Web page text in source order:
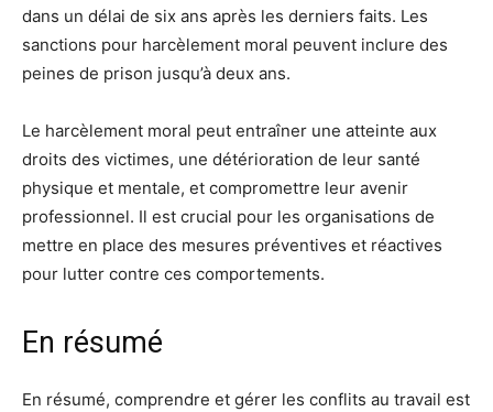
dans un délai de six ans après les derniers faits. Les
sanctions pour harcèlement moral peuvent inclure des
peines de prison jusqu’à deux ans.
Le harcèlement moral peut entraîner une atteinte aux
droits des victimes, une détérioration de leur santé
physique et mentale, et compromettre leur avenir
professionnel. Il est crucial pour les organisations de
mettre en place des mesures préventives et réactives
pour lutter contre ces comportements.
En résumé
En résumé, comprendre et gérer les conflits au travail est